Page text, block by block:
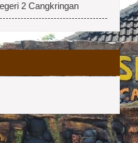
2 Cangkringan